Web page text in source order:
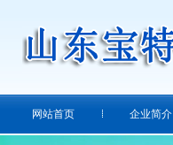
网站首页 企业简介